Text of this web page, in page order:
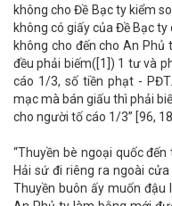
không cho Đề Bạc ty kiểm
không có giấy của Đề Bạc
không cho đến cho An
đều phải biếm([1]) 1 tư và
cáo 1/3, số tiền phạt -
mạc mà bán giấu thì phải
cho người tố cáo 1/3” [96,
“Thuyền bè ngoại quốc
Hải sứ đi riêng ra ngoài
Thuyền buôn ấy muốn đậu